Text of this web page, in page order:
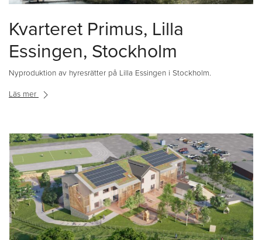
Kvarteret Primus, Lilla
Essingen, Stockholm
Nyproduktion av hyresrätter på Lilla Essingen i Stockholm.
Läs mer